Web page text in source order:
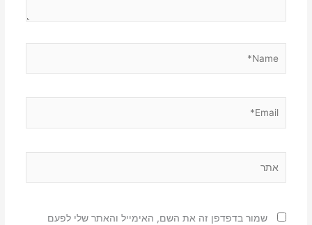
שמור בדפדפן זה את השם, האימייל והאתר שלי לפעם